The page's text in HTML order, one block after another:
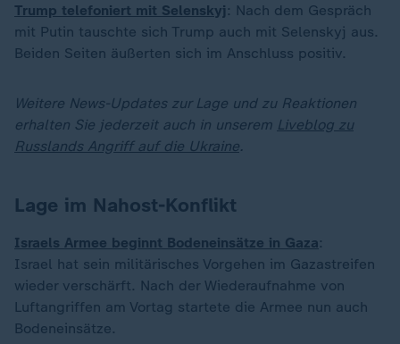
Trump telefoniert mit Selenskyj : Nach dem Gespräch
mit Putin tauschte sich Trump auch mit Selenskyj aus.
Beiden Seiten äußerten sich im Anschluss positiv.
Weitere News-Updates zur Lage und zu Reaktionen
erhalten Sie jederzeit auch in unserem Liveblog zu
Russlands Angriff auf die Ukraine.
Lage im Nahost-Konflikt
Israels Armee beginnt Bodeneinsätze in Gaza:
Israel hat sein militärisches Vorgehen im Gazastreifen
wieder verschärft. Nach der Wiederaufnahme von
Luftangriffen am Vortag startete die Armee nun auch
Bodeneinsätze.